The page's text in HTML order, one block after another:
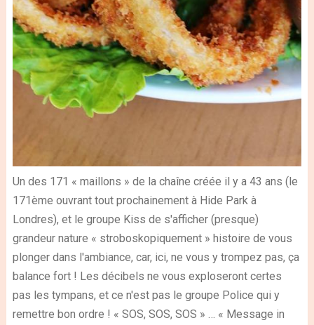
Un des 171 « maillons » de la chaîne créée il y a 43 ans (le
171ème ouvrant tout prochainement à Hide Park à
Londres), et le groupe Kiss de s'afficher (presque)
grandeur nature « stroboskopiquement » histoire de vous
plonger dans l'ambiance, car, ici, ne vous y trompez pas, ça
balance fort ! Les décibels ne vous exploseront certes
pas les tympans, et ce n'est pas le groupe Police qui y
remettre bon ordre ! « SOS, SOS, SOS » … « Message in